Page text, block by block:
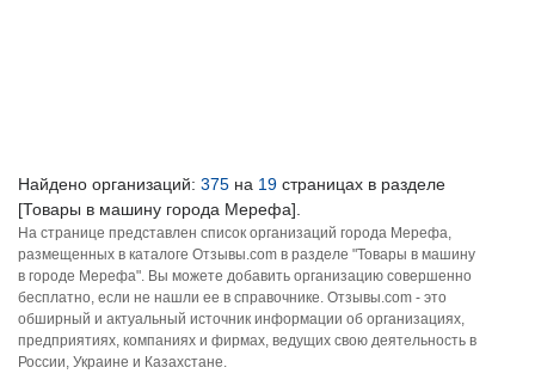
Найдено организаций: 375 на 19 страницах в разделе
[Товары в машину города Мерефа].
На странице представлен список организаций города Мерефа,
размещенных в каталоге Отзывы.com в разделе "Товары в машину
в городе Мерефа". Вы можете добавить организацию совершенно
бесплатно, если не нашли ее в справочнике. Отзывы.com - это
обширный и актуальный источник информации об организациях,
предприятиях, компаниях и фирмах, ведущих свою деятельность в
России, Украине и Казахстане.